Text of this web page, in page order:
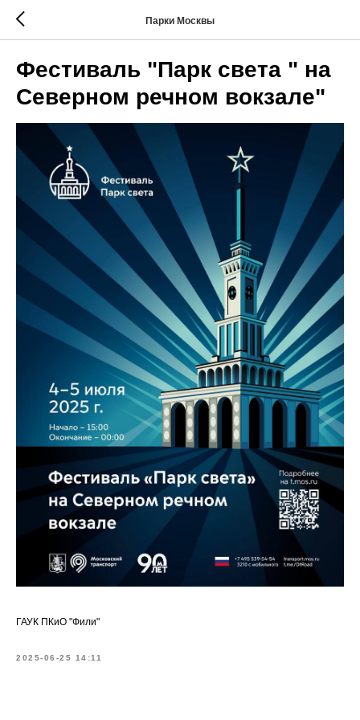
Парки Москвы
Фестиваль "Парк света " на
Северном речном вокзале"
ГАУК ПКиО "Фили"
2025-06-25 14:11